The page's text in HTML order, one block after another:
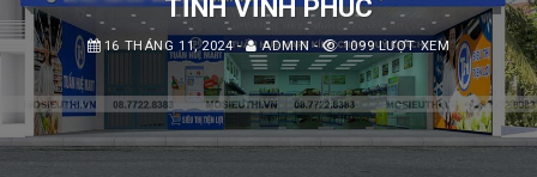
TỈNH VĨNH PHÚC
16 THÁNG 11, 2024- ADMIN- 1099 LƯỢT XEM